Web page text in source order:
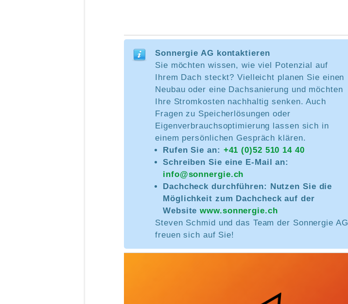
Sonnergie AG kontaktieren
Sie möchten wissen, wie viel Potenzial auf
Ihrem Dach steckt? Vielleicht planen Sie einen
Neubau oder eine Dachsanierung und möchten
Ihre Stromkosten nachhaltig senken. Auch
Fragen zu Speicherlösungen oder
Eigenverbrauchsoptimierung lassen sich in
einem persönlichen Gespräch klären.
Rufen Sie an: +41 (0)52 510 14 40
Schreiben Sie eine E-Mail an:
info@sonnergie.ch
Dachcheck durchführen: Nutzen Sie die
Möglichkeit zum Dachcheck auf der
Websitewww.sonnergie.ch
Steven Schmid und das Team der Sonnergie AG
freuen sich auf Sie!